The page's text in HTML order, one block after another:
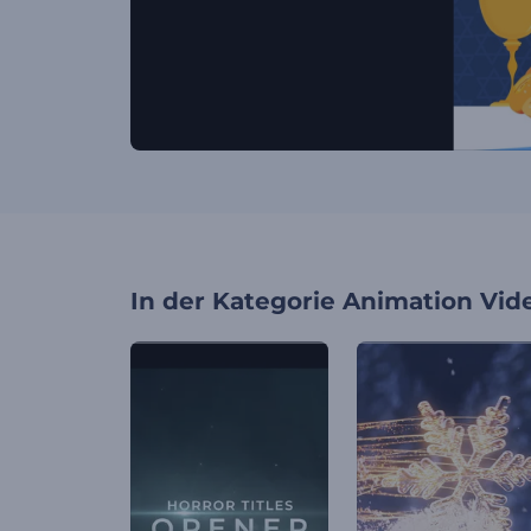
In der Kategorie Animation